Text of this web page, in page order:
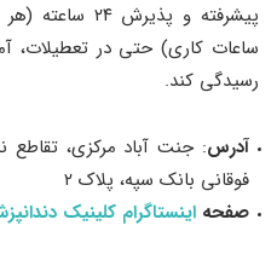
پیشرفته و
ساعات کاری) حتی در تعطیلات،
رسیدگی کند.
آدرس: جنت آباد مرکزی، تقاطع
فوقانی بانک سپه، پلاک ۲
صفحه اینستاگرام کلینیک